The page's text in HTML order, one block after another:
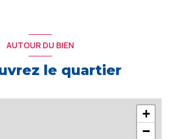
AUTOUR DU BIEN
le quartier
+
−